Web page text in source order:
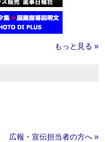
もっと見る »
広報・宣伝担当者の方へ »